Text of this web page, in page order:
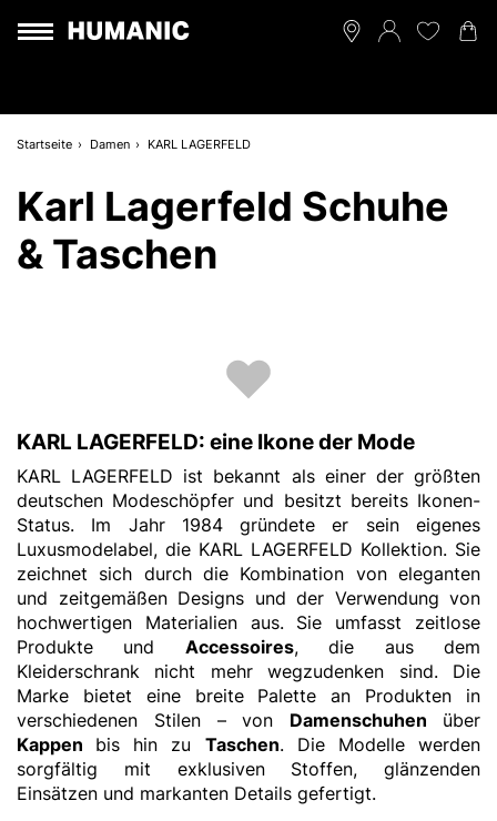
Startseite Damen KARL LAGERFELD
Karl Lagerfeld Schuhe
& Taschen
KARL LAGERFELD: eine Ikone der Mode
KARL LAGERFELD ist bekannt als einer der größten
deutschen Modeschöpfer und besitzt bereits Ikonen-
Status. Im Jahr 1984 gründete er sein eigenes
Luxusmodelabel, die KARL LAGERFELD Kollektion. Sie
zeichnet sich durch die Kombination von eleganten
und zeitgemäßen Designs und der Verwendung von
hochwertigen Materialien aus. Sie umfasst zeitlose
Produkte und Accessoires, die aus dem
Kleiderschrank nicht mehr wegzudenken sind. Die
Marke bietet eine breite Palette an Produkten in
verschiedenen Stilen – von Damenschuhen über
Kappen bis hin zu Taschen. Die Modelle werden
sorgfältig mit exklusiven Stoffen, glänzenden
Einsätzen und markanten Details gefertigt.